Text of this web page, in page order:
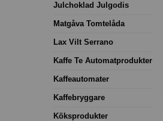
Julchoklad Julgodis
Matgåva Tomtelåda
Lax Vilt Serrano
Kaffe Te Automatprodukter
Kaffeautomater
Kaffebryggare
Köksprodukter